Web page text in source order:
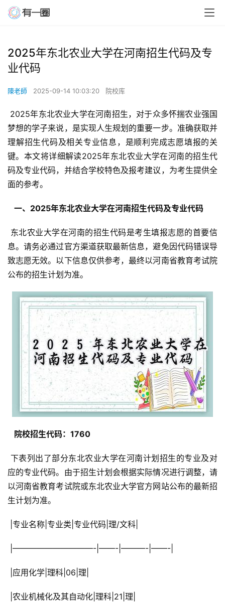
2025年东北农业大学在河南招生代码及专
业代码
陳老師 2025-09-14 10:03:20 院校库
梦想的学子来说，是实现人生规划的重要一步。准确获取并
理解招生代码及相关专业信息，是顺利完成志愿填报的关
键。本文将详细解读2025年东北农业大学在河南的招生代
码及专业代码，并结合学校特色及报考建议，为考生提供全
面的参考。
  一、2025年东北农业大学在河南招生代码及专业代码
息。请务必通过官方渠道获取最新信息，避免因代码错误导
致志愿无效。以下信息仅供参考，最终以河南省教育考试院
公布的招生计划为准。
  院校招生代码：1760
应的专业代码。由于招生计划会根据实际情况进行调整，请
以河南省教育考试院或东北农业大学官方网站公布的最新招
生计划为准。
|专业名称|专业类|专业代码|理/文科|
|——————————-|——-|———-|——-|
|应用化学|理科|06|理|
|农业机械化及其自动化|理科|21|理|